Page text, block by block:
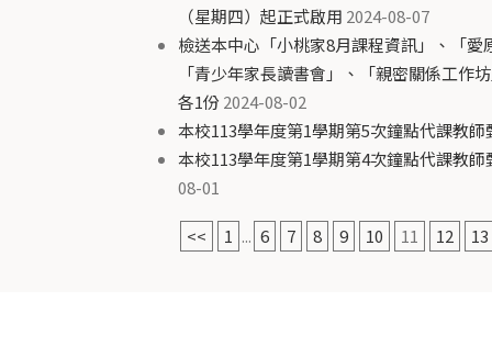
（星期四）起正式啟用 2024-08-07
檢送本中心「小桃家8月課程資訊」、「
「青少年家長讀書會」、「親密關係工作
各1份2024-08-02
本校113學年度第1學期第5次鐘點代課教師
本校113學年度第1學期第4次鐘點代課教
08-01
<< 1 ... 6 7 8 9 10 11 12 13